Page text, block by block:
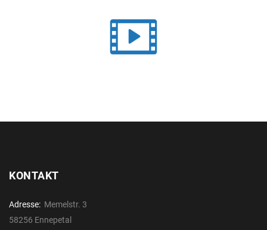
KONTAKT
Adresse: Memelstr. 3
58256 Ennepetal